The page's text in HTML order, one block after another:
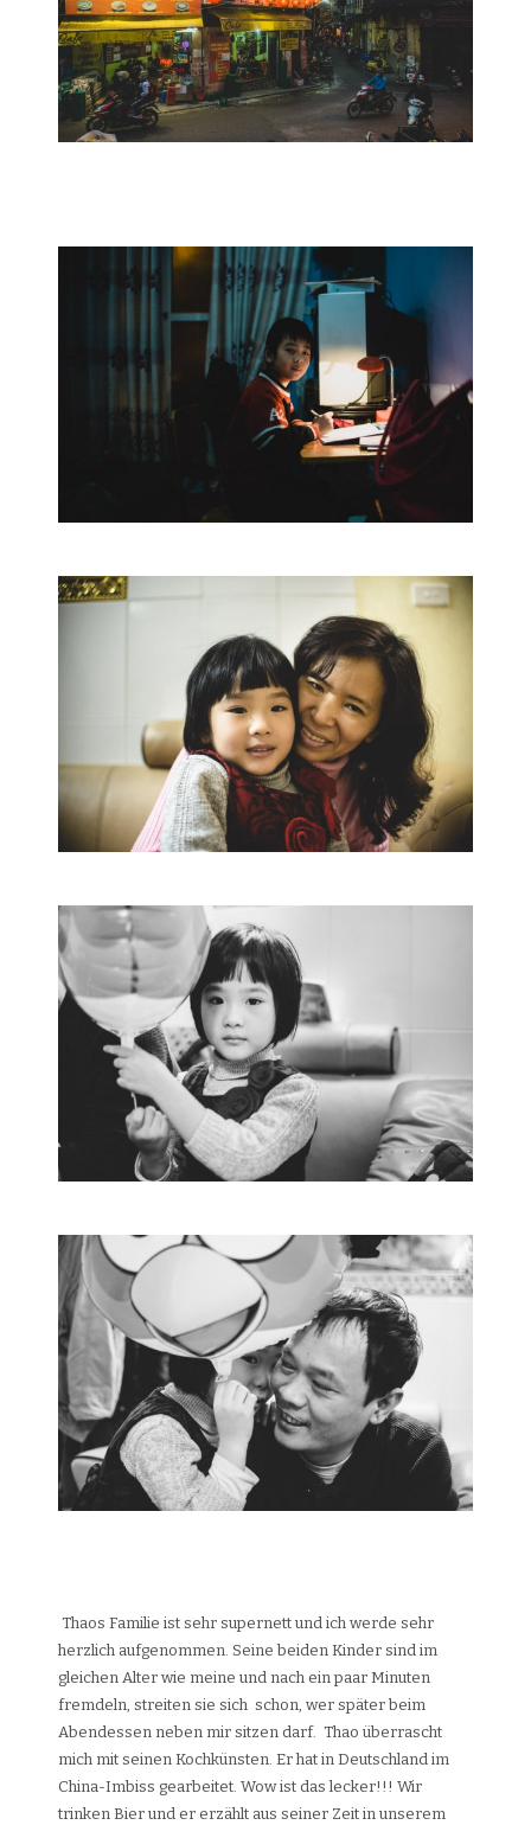
Thaos Familie ist sehr supernett und ich werde sehr
herzlich aufgenommen. Seine beiden Kinder sind im
gleichen Alter wie meine und nach ein paar Minuten
fremdeln, streiten sie sich schon, wer später beim
Abendessen neben mir sitzen darf. Thao überrascht
mich mit seinen Kochkünsten. Er hat in Deutschland im
China-Imbiss gearbeitet. Wow ist das lecker!!! Wir
trinken Bier und er erzählt aus seiner Zeit in unserem